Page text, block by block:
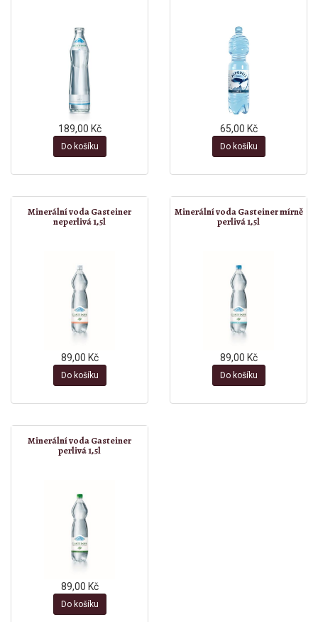
189,00 Kč
Do košíku
65,00 Kč
Do košíku
Minerální voda Gasteiner
neperlivá 1,5l
89,00 Kč
Do košíku
Minerální voda Gasteiner mírně
perlivá 1,5l
89,00 Kč
Do košíku
Minerální voda Gasteiner
perlivá 1,5l
89,00 Kč
Do košíku